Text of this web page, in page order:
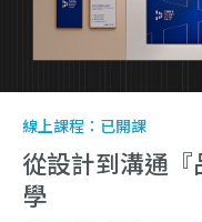
線上課程： 已開課
從設計到溝通
學